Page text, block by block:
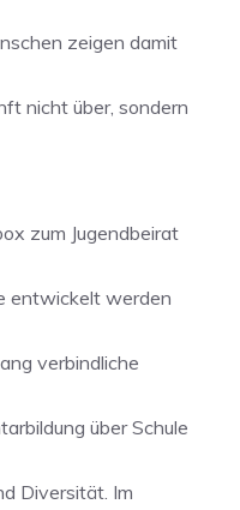
zeigen damit
nicht über, sondern
zum Jugendbeirat
entwickelt werden
verbindliche
über Schule
Diversität. Im